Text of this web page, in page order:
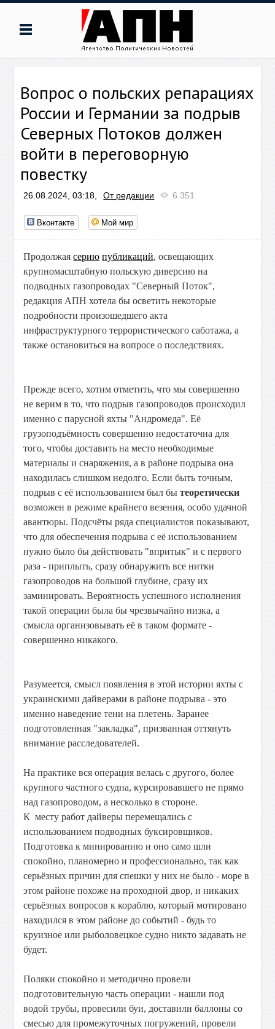
Вопрос о польских репарациях
России и Германии за подрыв
Северных Потоков должен
войти в переговорную
повестку
26.08.2024, 03:18, От редакции 6 351
Вконтакте Мой мир
Продолжаясерию публикаций, освещающих
крупномасштабную польскую диверсию на
подводных газопроводах "Северный Поток",
редакция АПН хотела бы осветить некоторые
подробности произошедшего акта
инфраструктурного террористического саботажа, а
также остановиться на вопросе о последствиях.
Прежде всего, хотим отметить, что мы совершенно
не верим в то, что подрыв газопроводов происходил
именно с парусной яхты "Андромеда". Её
грузоподъёмность совершенно недостаточна для
того, чтобы доставить на место необходимые
материалы и снаряжения, а в районе подрыва она
находилась слишком недолго. Если быть точным,
подрыв с её использованием был бытеоретически
возможен в режиме крайнего везения, особо удачной
авантюры. Подсчёты ряда специалистов показывают,
что для обеспечения подрыва с её использованием
нужно было бы действовать "впритык" и с первого
раза - приплыть, сразу обнаружить все нитки
газопроводов на большой глубине, сразу их
заминировать. Вероятность успешного исполнения
такой операции была бы чрезвычайно низка, а
смысла организовывать её в таком формате -
совершенно никакого.
Разумеется, смысл появления в этой истории яхты с
украинскими дайверами в районе подрыва - это
именно наведение тени на плетень. Заранее
подготовленная "закладка", призванная оттянуть
внимание расследователей.
На практике вся операция велась с другого, более
крупного частного судна, курсировавшего не прямо
над газопроводом, а несколько в стороне.
К месту работ дайверы перемещались с
использованием подводных буксировщиков.
Подготовка к минированию и оно само шли
спокойно, планомерно и профессионально, так как
серьёзных причин для спешки у них не было - море в
этом районе похоже на проходной двор, и никаких
серьёзных вопросов к кораблю, который мотировано
находился в этом районе до событий - будь то
круизное или рыболовецкое судно никто задавать не
будет.
Поляки спокойно и методично провели
подготовительную часть операции - нашли под
водой трубы, провесили буи, доставили баллоны со
смесью для промежуточных погружений, провели